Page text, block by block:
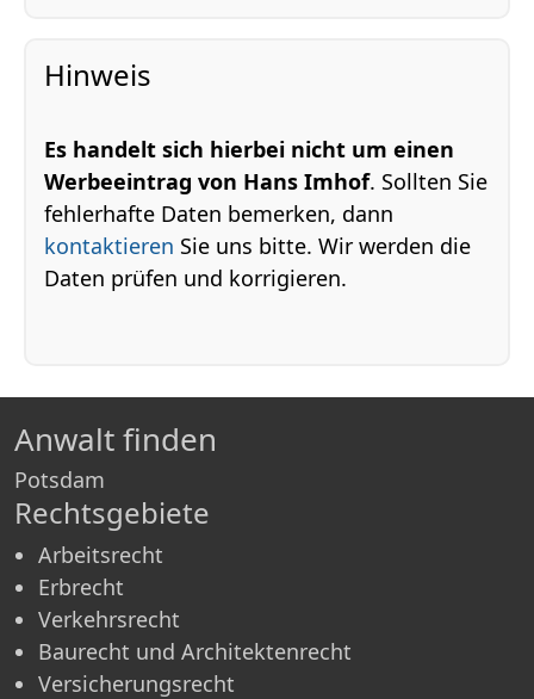
Hinweis
Es handelt sich hierbei nicht um einen
Werbeeintrag von Hans Imhof. Sollten Sie
fehlerhafte Daten bemerken, dann
kontaktieren Sie uns bitte. Wir werden die
Daten prüfen und korrigieren.
Anwalt finden
Potsdam
Rechtsgebiete
Arbeitsrecht
Erbrecht
Verkehrsrecht
Baurecht und Architektenrecht
Versicherungsrecht